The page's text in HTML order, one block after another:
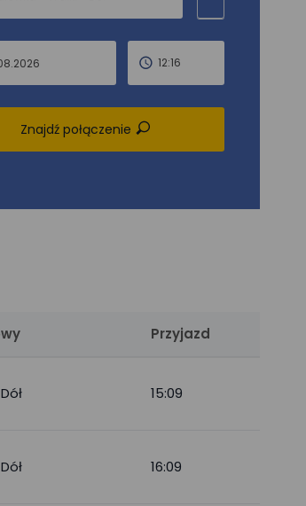
12:16
Znajdź połączenie
Przyjazd
15:09
16:09